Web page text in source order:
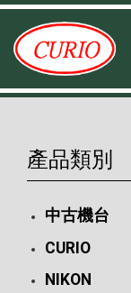
產品類別
中古機台
CURIO
NIKON